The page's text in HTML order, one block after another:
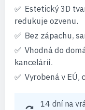
Estetický 3D
redukuje ozvenu.
Bez zápachu,
Vhodná do
kancelárií.
Vyrobená v EÚ,
14 dní na